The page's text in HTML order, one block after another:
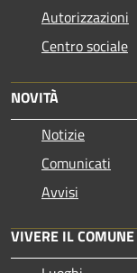
Autorizzazioni
Centro sociale
NOVITÀ
Notizie
Comunicati
Avvisi
VIVERE IL COMUNE